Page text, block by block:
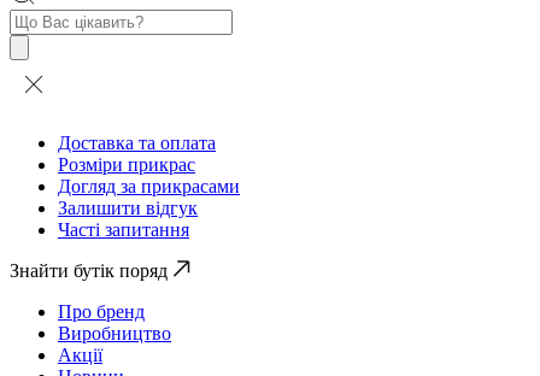
Пошук
товарів
Доставка та оплата
Розміри прикрас
Догляд за прикрасами
Залишити відгук
Часті запитання
Знайти бутік поряд
Про бренд
Виробництво
Акції